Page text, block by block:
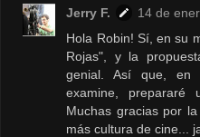
Jerry F.
14 de
Hola Robin! Sí, en su
Rojas", y la
genial. Así que, en
examine, prepararé
Muchas gracias por
más cultura de cine...